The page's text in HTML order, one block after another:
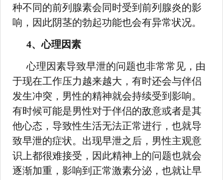
种不同的前列腺素会同时受到前列腺炎的影
响，因此阴茎的勃起功能也会有异常状况。
4、心理因素
心理因素导致早泄的问题也非常常见，由
于现在工作压力越来越大，有时还会与伴侣
发生冲突，男性的精神就会持续受到影响。
有时候可能是男性对于伴侣的敌意或者是其
他心态，导致性生活无法正常进行，也就导
致早泄的症状。出现早泄之后，男性主观意
识上都很难接受，因此精神上的问题也就会
逐渐加重，影响到正常激素分泌，也就让早